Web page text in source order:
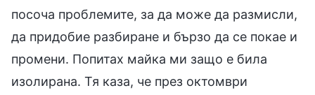
посоча проблемите, за да може да размисли,
да придобие разбиране и бързо да се покае и
промени. Попитах майка ми защо е била
изолирана. Тя каза, че през октомври